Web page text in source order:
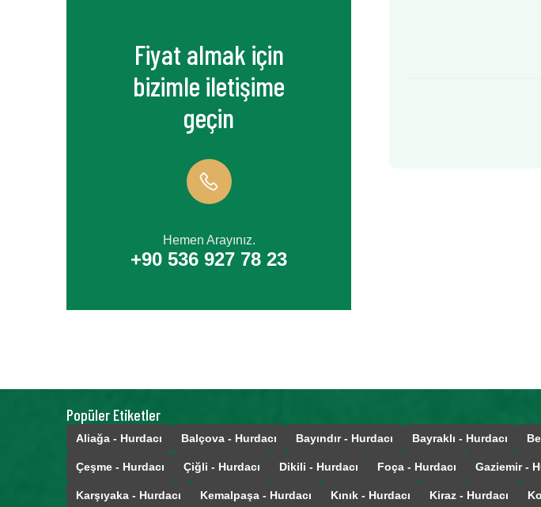
Fiyat almak için
bizimle iletişime
geçin
Hemen Arayınız.
+90 536 927 78 23
Popüler Etiketler
Aliağa - Hurdacı Balçova - Hurdacı Bayındır - Hurdacı Bayraklı - Hurdacı
Çeşme - Hurdacı Çiğli - Hurdacı Dikili - Hurdacı Foça - Hurdacı Gaziemir -
Karşıyaka - Hurdacı Kemalpaşa - Hurdacı Kınık - Hurdacı Kiraz - Hurdacı